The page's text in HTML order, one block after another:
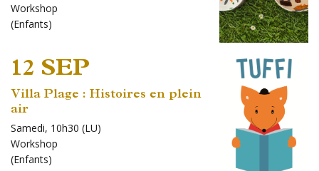
Workshop
(Enfants)
12 SEP
Villa Plage : Histoires en plein
air
Samedi, 10h30 (LU)
Workshop
(Enfants)